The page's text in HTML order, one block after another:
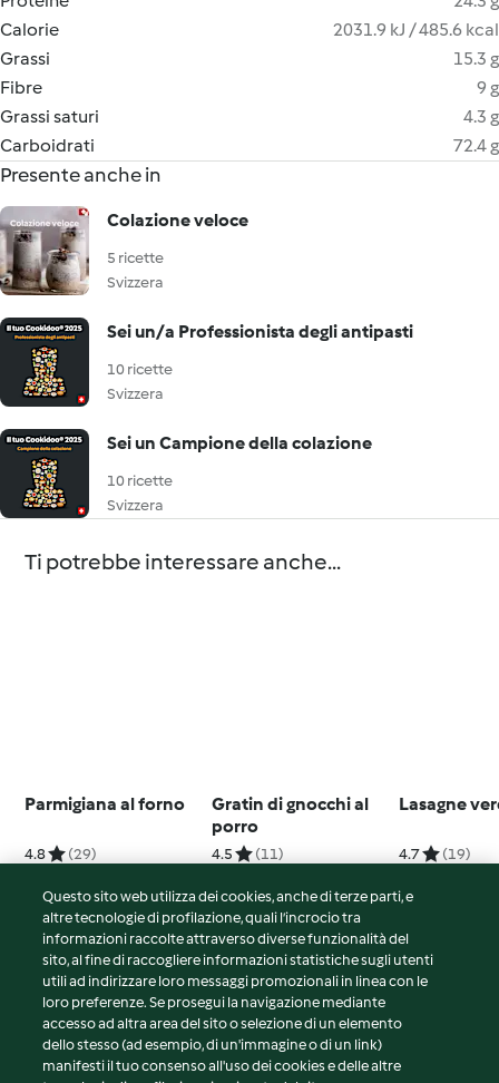
Calorie
2031.9 kJ / 485.6 kcal
Grassi
15.3 g
Fibre
9 g
Grassi saturi
4.3 g
Carboidrati
72.4 g
Presente anche in
Colazione veloce
5 ricette
Svizzera
Sei un/a Professionista degli antipasti
10 ricette
Svizzera
Sei un Campione della colazione
10 ricette
Svizzera
Ti potrebbe interessare anche...
Parmigiana al forno
4.8 (29)
Gratin di gnocchi al
porro
4.5 (11)
Lasagne
4.7 (19)
© Copyright 2026
Termini del servizio
Informativa sulla privacy
Avvertenze generali
Questo sito web utilizza dei cookies, anche di terze parti, e
altre tecnologie di profilazione, quali l’incrocio tra
informazioni raccolte attraverso diverse funzionalità del
sito, al fine di raccogliere informazioni statistiche sugli utenti
utili ad indirizzare loro messaggi promozionali in linea con le
loro preferenze. Se prosegui la navigazione mediante
accesso ad altra area del sito o selezione di un elemento
dello stesso (ad esempio, di un'immagine o di un link)
manifesti il tuo consenso all'uso dei cookies e delle altre